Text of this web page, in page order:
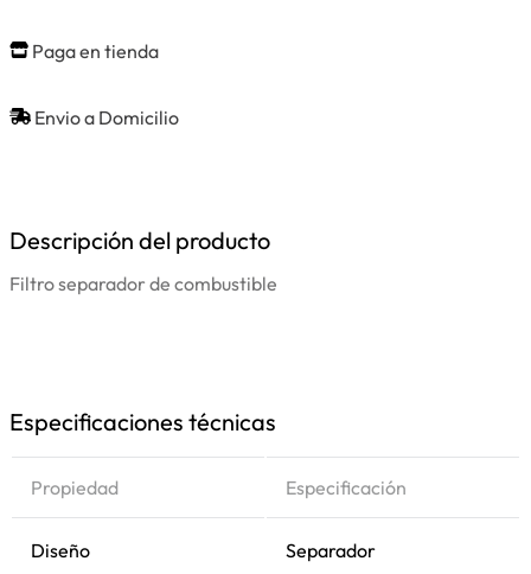
Paga en tienda
Envio a Domicilio
Descripción del producto
Filtro separador de combustible
Especificaciones técnicas
Propiedad Especificación
Diseño Separador